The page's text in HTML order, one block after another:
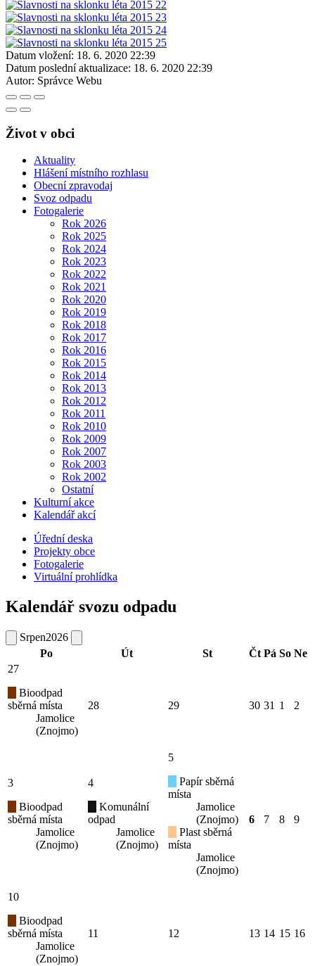
Datum vložení: 18. 6. 2020 22:39
Datum poslední aktualizace: 18. 6. 2020 22:39
Autor: Správce Webu
Život v obci
Aktuality
Hlášení místního rozhlasu
Obecní zpravodaj
Svoz odpadu
Fotogalerie
Rok 2026
Rok 2025
Rok 2024
Rok 2023
Rok 2022
Rok 2021
Rok 2020
Rok 2019
Rok 2018
Rok 2017
Rok 2016
Rok 2015
Rok 2014
Rok 2013
Rok 2012
Rok 2011
Rok 2010
Rok 2009
Rok 2007
Rok 2003
Rok 2002
Ostatní
Kulturní akce
Kalendář akcí
Úřední deska
Projekty obce
Fotogalerie
Virtuální prohlídka
Kalendář svozu odpadu
Srpen2026
Po
Út St Čt Pá So Ne
27
Bioodpad
sběrná místa
Jamolice
(Znojmo)
28 29 30 31 1 2
3
Bioodpad
sběrná místa
Jamolice
(Znojmo)
4
Komunální
odpad
Jamolice
(Znojmo)
5
Papír sběrná
místa
Jamolice
(Znojmo)
Plast sběrná
místa
Jamolice
(Znojmo)
6 7 8 9
10
Bioodpad
sběrná místa
Jamolice
(Znojmo)
11 12 13 14 15 16